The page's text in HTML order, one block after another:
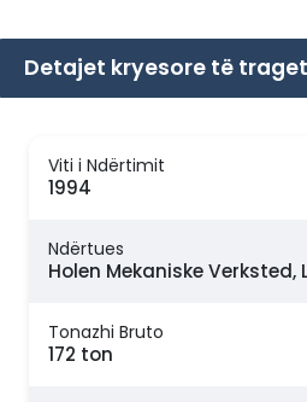
Detajet kryesore të
Viti i Ndërtimit
1994
Ndërtues
Holen Mekaniske
Tonazhi Bruto
172 ton